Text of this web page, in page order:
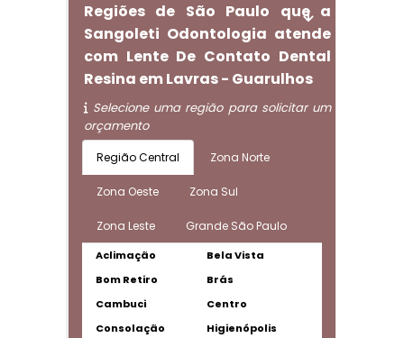
Regiões de São Paulo que a
Sangoleti Odontologia atende
com Lente De Contato Dental
Resina em Lavras - Guarulhos
Selecione uma região para solicitar um
orçamento
Região Central Zona Norte
Zona Oeste Zona Sul
Zona Leste Grande São Paulo
Aclimação
Bela Vista
Bom Retiro
Brás
Cambuci
Centro
Consolação
Higienópolis